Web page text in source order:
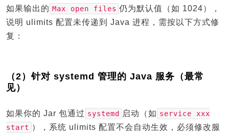
如果输出的 Max open files 仍为默认值（如 1024），
说明 ulimits 配置未传递到 Java 进程，需按以下方式修
复：
（2）针对 systemd 管理的 Java 服务（最常
见）
如果你的 Jar 包通过 systemd 启动（如 service xxx
start ），系统 ulimits 配置不会自动生效，必须修改服